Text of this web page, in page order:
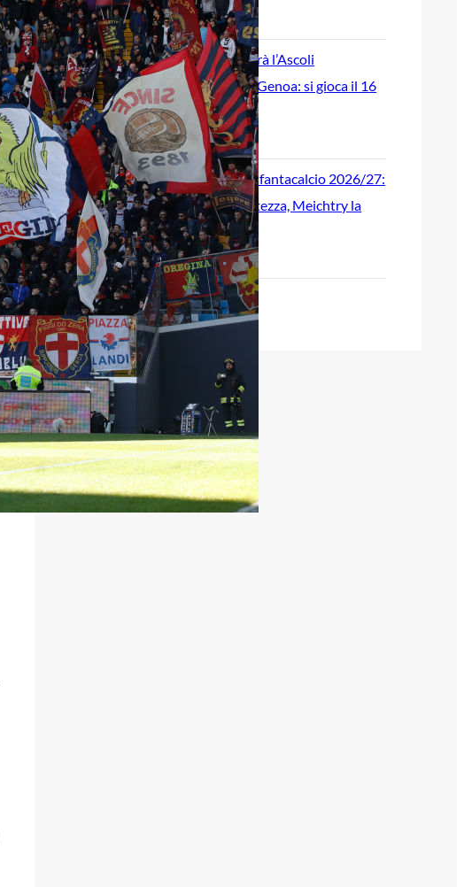
9 Agosto 2026
Coppa Italia, sarà l’Ascoli
l’avversario del Genoa: si gioca il 16
agosto
9 Agosto 2026
Genoa, guida al fantacalcio 2026/27:
Colombo la certezza, Meichtry la
sorpresa?
9 Agosto 2026